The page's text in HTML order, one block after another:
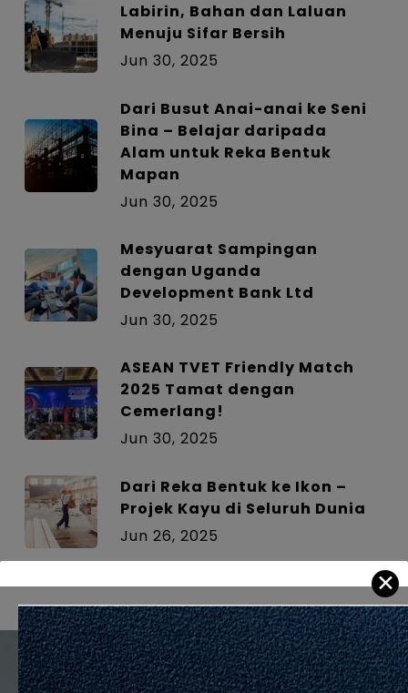
Labirin, Bahan dan Laluan
Menuju Sifar Bersih
Jun 30, 2025
Dari Busut Anai-anai ke Seni
Bina – Belajar daripada
Alam untuk Reka Bentuk
Mapan
Jun 30, 2025
Mesyuarat Sampingan
dengan Uganda
Development Bank Ltd
Jun 30, 2025
ASEAN TVET Friendly Match
2025 Tamat dengan
Cemerlang!
Jun 30, 2025
Dari Reka Bentuk ke Ikon –
Projek Kayu di Seluruh Dunia
Jun 26, 2025
✕